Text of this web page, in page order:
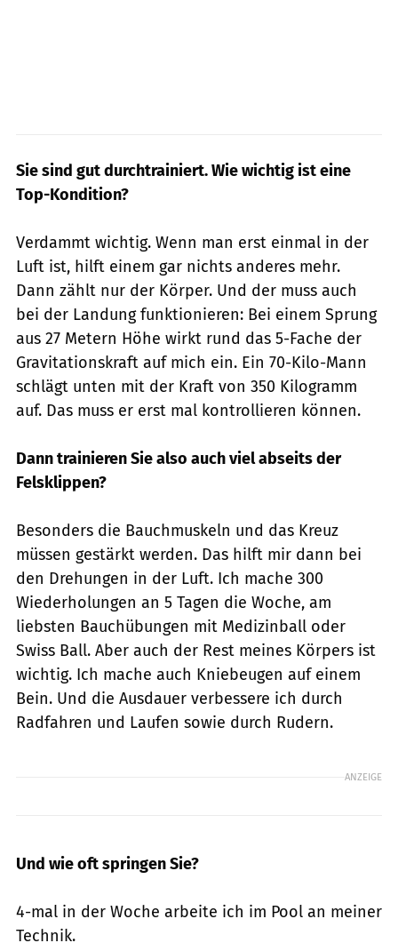
Sie sind gut durchtrainiert. Wie wichtig ist eine
Top-Kondition?
Verdammt wichtig. Wenn man erst einmal in der
Luft ist, hilft einem gar nichts anderes mehr.
Dann zählt nur der Körper. Und der muss auch
bei der Landung funktionieren: Bei einem Sprung
aus 27 Metern Höhe wirkt rund das 5-Fache der
Gravitationskraft auf mich ein. Ein 70-Kilo-Mann
schlägt unten mit der Kraft von 350 Kilogramm
auf. Das muss er erst mal kontrollieren können.
Dann trainieren Sie also auch viel abseits der
Felsklippen?
Besonders die Bauchmuskeln und das Kreuz
müssen gestärkt werden. Das hilft mir dann bei
den Drehungen in der Luft. Ich mache 300
Wiederholungen an 5 Tagen die Woche, am
liebsten Bauchübungen mit Medizinball oder
Swiss Ball. Aber auch der Rest meines Körpers ist
wichtig. Ich mache auch Kniebeugen auf einem
Bein. Und die Ausdauer verbessere ich durch
Radfahren und Laufen sowie durch Rudern.
ANZEIGE
Und wie oft springen Sie?
4-mal in der Woche arbeite ich im Pool an meiner
Technik.